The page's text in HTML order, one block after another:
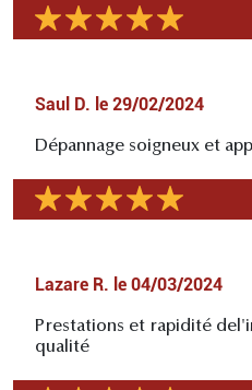
Saul D. le 29/02/2024
Dépannage soigneux et
Lazare R. le 04/03/2024
Prestations et rapidité
qualité